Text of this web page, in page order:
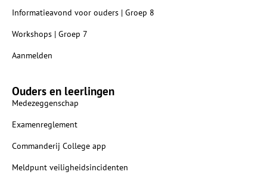
Informatieavond voor ouders | Groep 8
Workshops | Groep 7
Aanmelden
Ouders en leerlingen
Medezeggenschap
Examenreglement
Commanderij College app
Meldpunt veiligheidsincidenten